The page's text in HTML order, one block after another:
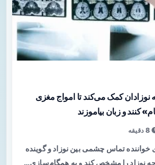
کمک می‌کند تا امواج مغزی
کنند و زبان بیاموزند
8 دقیقه
خواننده تماس چشمی بین نوزاد و گوینده
نوزاد را مشخص کند و به همگام‌سازی…